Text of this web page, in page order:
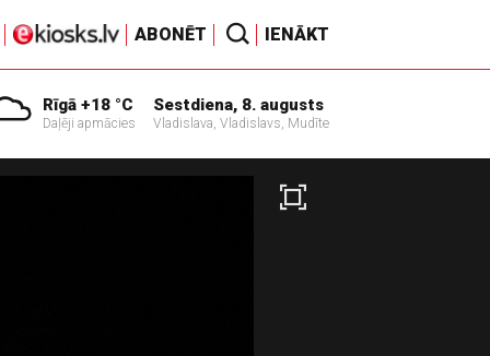
ABONĒT IENĀKT
Rīgā +18 °C
Daļēji apmācies
Sestdiena, 8. augusts
Vladislava, Vladislavs, Mudīte